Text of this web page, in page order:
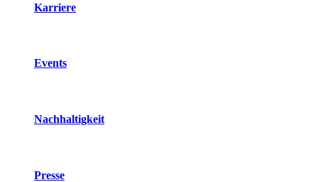
Karriere
Events
Nachhaltigkeit
Presse